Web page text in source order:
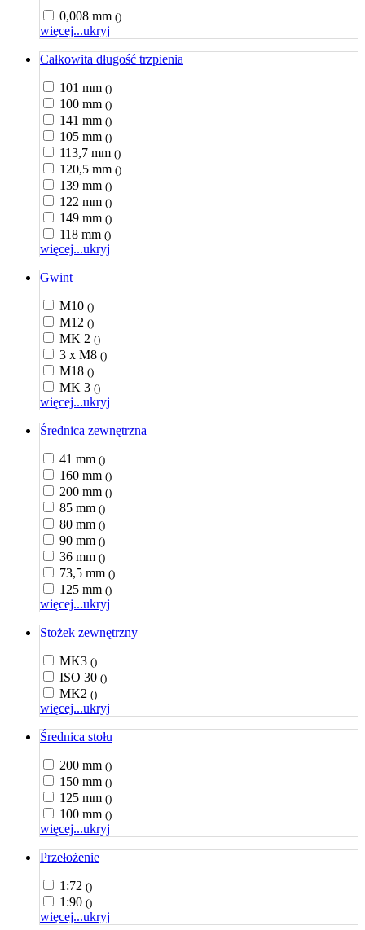
0,008 mm ()
więcej...ukryj
Całkowita długość trzpienia
101 mm ()
100 mm ()
141 mm ()
105 mm ()
113,7 mm ()
120,5 mm ()
139 mm ()
122 mm ()
149 mm ()
118 mm ()
więcej...ukryj
Gwint
M10 ()
M12 ()
MK 2 ()
3 x M8 ()
M18 ()
MK 3 ()
więcej...ukryj
Średnica zewnętrzna
41 mm ()
160 mm ()
200 mm ()
85 mm ()
80 mm ()
90 mm ()
36 mm ()
73,5 mm ()
125 mm ()
więcej...ukryj
Stożek zewnętrzny
MK3 ()
ISO 30 ()
MK2 ()
więcej...ukryj
Średnica stołu
200 mm ()
150 mm ()
125 mm ()
100 mm ()
więcej...ukryj
Przełożenie
1:72 ()
1:90 ()
więcej...ukryj